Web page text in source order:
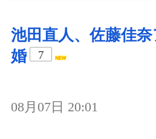
池田直人、佐藤佳
婚
7
08月07日 20:01